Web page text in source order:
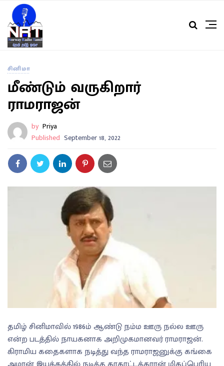
சினிமா
மீண்டும் வருகிறார்
ராமராஜன்
by Priya
Published September 18, 2022
தமிழ் சினிமாவில் 1986ம் ஆண்டு நம்ம ஊரு நல்ல ஊரு
என்ற படத்தில் நாயகனாக அறிமுகமானவர் ராமராஜன்.
கிராமிய கதைகளாக நடித்து வந்த ராமராஜனுக்கு கங்கை